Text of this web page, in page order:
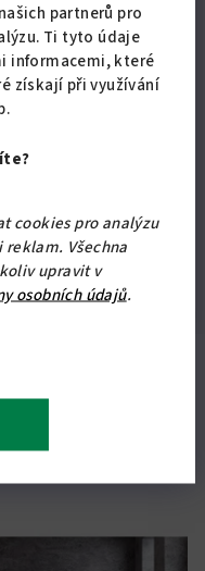
partnerů pro
Ti tyto údaje
informacemi, které
získají při využívání
cookies pro analýzu
Všechna
upravit v
osobních údajů.
,krémová